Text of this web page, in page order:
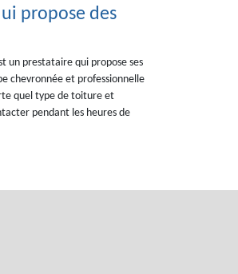
propose des
un prestataire qui propose ses
chevronnée et professionnelle
quel type de toiture et
pendant les heures de